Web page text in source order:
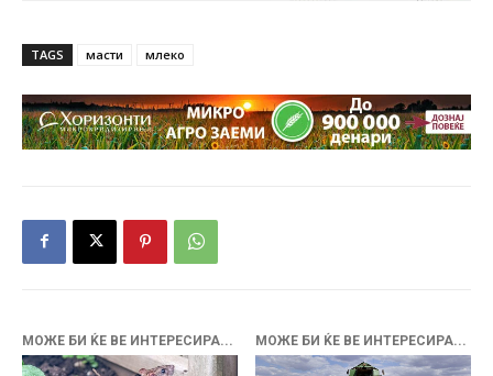
TAGS масти млеко
МОЖЕ БИ ЌЕ ВЕ ИНТЕРЕСИРА... МОЖЕ БИ ЌЕ ВЕ ИНТЕРЕСИРА...